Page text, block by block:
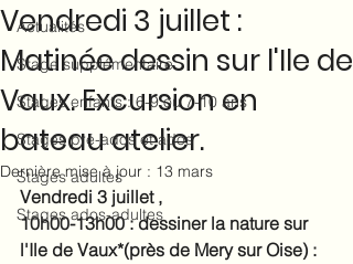
Actualités
Stage supplémentaire
Stages enfants : 6-9 ou 7-10 ans
Stages pré-ados et ados
Stages adultes
Stages ados-adultes
Vendredi 3 juillet :
Matinée dessin sur l'Ile de
Vaux. Excursion en
bateau atelier.
Dernière mise à jour : 13 mars
Vendredi 3 juillet ,
10h00-13h00 : dessiner la nature sur
l'Ile de Vaux*(près de Mery sur Oise) :